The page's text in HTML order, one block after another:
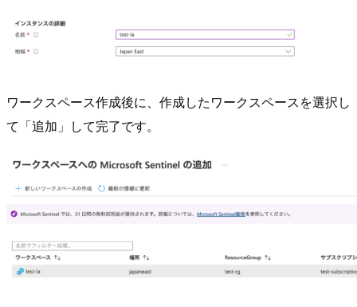
ワークスペース作成後に、作成したワークスペースを選択し
て「追加」して完了です。